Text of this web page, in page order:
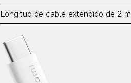
Longitud de cable extendido de 2 m